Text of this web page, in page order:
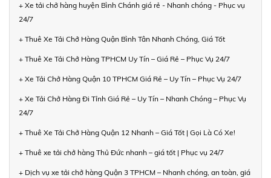
+ Xe tải chở hàng huyện Bình Chánh giá rẻ - Nhanh chóng - Phục vụ
24/7
+ Thuê Xe Tải Chở Hàng Quận Bình Tân Nhanh Chóng, Giá Tốt
+ Thuê Xe Tải Chở Hàng TPHCM Uy Tín – Giá Rẻ – Phục Vụ 24/7
+ Xe Tải Chở Hàng Quận 10 TPHCM Giá Rẻ – Uy Tín – Phục Vụ 24/7
+ Xe Tải Chở Hàng Đi Tỉnh Giá Rẻ – Uy Tín – Nhanh Chóng – Phục Vụ
24/7
+ Thuê Xe Tải Chở Hàng Quận 12 Nhanh – Giá Tốt | Gọi Là Có Xe!
+ Thuê xe tải chở hàng Thủ Đức nhanh – giá tốt | Phục vụ 24/7
+ Dịch vụ xe tải chở hàng Quận 3 TPHCM – Nhanh chóng, an toàn, giá